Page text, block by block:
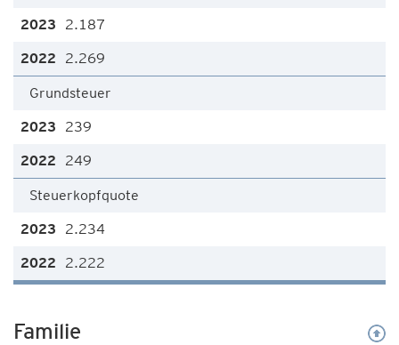
2.187
2.269
Grundsteuer
239
249
Steuerkopfquote
2.234
2.222
Familie